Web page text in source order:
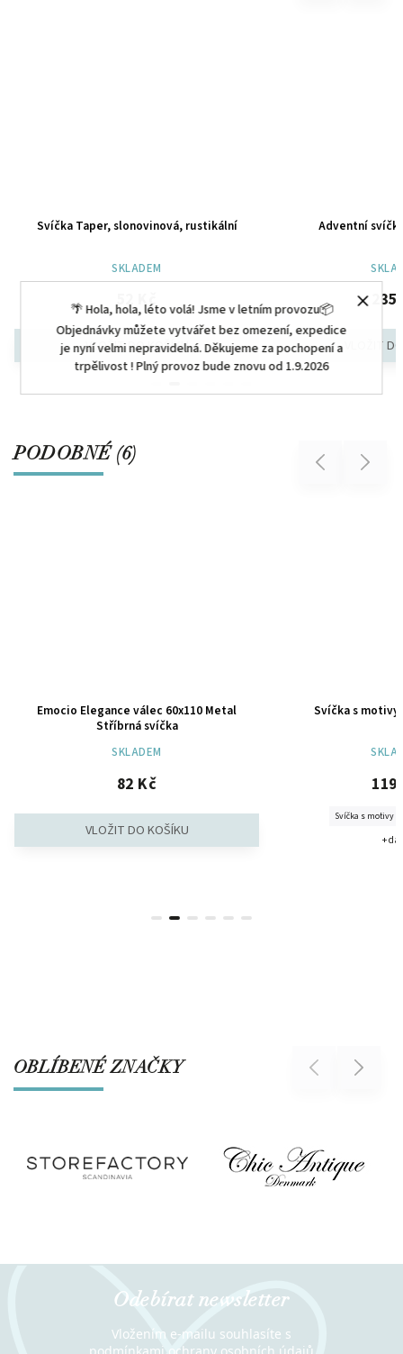
🌴 Hola, hola, léto volá! Jsme v letním provozu📦
Objednávky můžete vytvářet bez omezení, expedice
je nyní velmi nepravidelná. Děkujeme za pochopení a
trpělivost ! Plný provoz bude znovu od 1.9.2026
Svíčka Taper, slonovinová, rustikální
SKLADEM
52 Kč
Adventní svíčka
235
PODOBNÉ (6) Previous
Emocio Elegance válec 60x110 Metal
Stříbrná svíčka
SKLADEM
82 Kč
Svíčka s motivy
119
Svíčka s motivy
+
Next
OBLÍBENÉ ZNAČKY Previous Next
Odebírat newsletter
Vložením e-mailu souhlasíte s